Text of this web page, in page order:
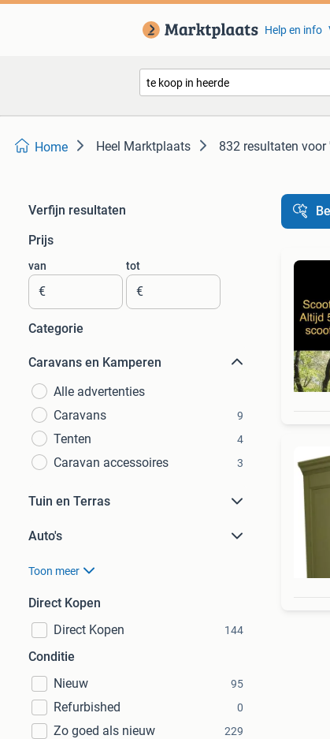
Help en info
Home Heel Marktplaats 832 resultaten voor
Verfijn resultaten
Prijs
van
€
tot
€
Categorie
Caravans en Kamperen
Alle advertenties
Caravans
9
Tenten 4
Caravan accessoires 3
Tuin en Terras
Auto's
Toon meer
Direct Kopen
Direct Kopen
144
Conditie
Nieuw
95
Refurbished 0
Zo goed als nieuw 229